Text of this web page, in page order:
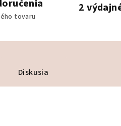
tovaru
2
Diskusia